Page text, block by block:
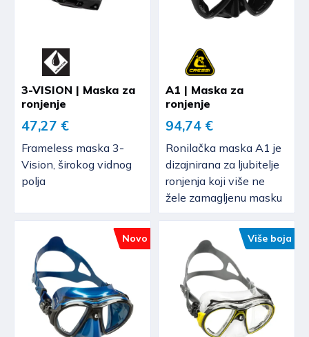
3-VISION | Maska za
ronjenje
47,27 €
Frameless maska 3-
Vision, širokog vidnog
polja
A1 | Maska za
ronjenje
94,74 €
Ronilačka maska ​​A1 je ​​
dizajnirana za ljubitelje
ronjenja koji više ne
žele zamagljenu masku
Novo Više boja